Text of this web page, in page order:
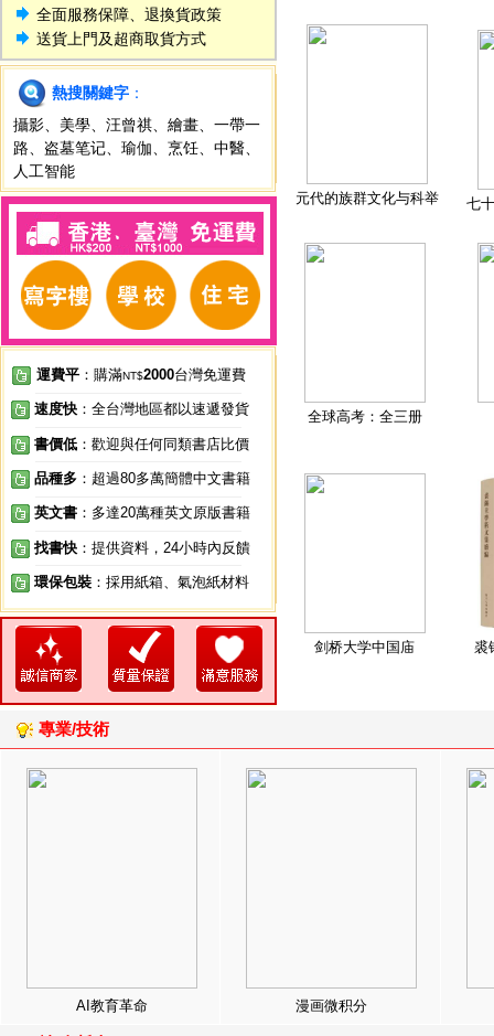
全面服務保障、退換貨政策
送貨上門及超商取貨方式
熱搜關鍵字 ：
攝影
美學 汪曾祺 繪畫
一帶一
路
盗墓笔记 瑜伽 烹饪 中醫
人工智能
運費平 ：購滿NT$2000台灣免運費
速度快 ：全台灣地區都以速遞發貨
書價低 ：歡迎與任何同類書店比價
品種多 ：超過80多萬簡體中文書籍
英文書 ：多達20萬種英文原版書籍
找書快 ：提供資料，24小時內反饋
環保包裝 ：採用紙箱、氣泡紙材料
元代的族群文化与科举 七
全球高考：全三册
剑桥大学中国庙 裘
專業/技術
AI教育革命 漫画微积分